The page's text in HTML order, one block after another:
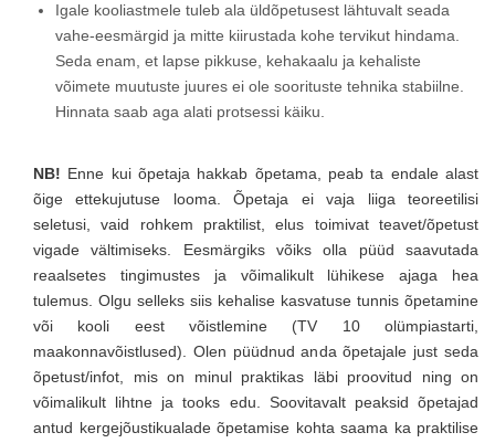
Igale kooliastmele tuleb ala üldõpetusest lähtuvalt seada
vahe-eesmärgid ja mitte kiirustada kohe tervikut hindama.
Seda enam, et lapse pikkuse, kehakaalu ja kehaliste
võimete muutuste juures ei ole soorituste tehnika stabiilne.
Hinnata saab aga alati protsessi käiku.
NB! Enne kui õpetaja hakkab õpetama, peab ta endale alast
õige ettekujutuse looma. Õpetaja ei vaja liiga teoreetilisi
seletusi, vaid rohkem praktilist, elus toimivat teavet/õpetust
vigade vältimiseks. Eesmärgiks võiks olla püüd saavutada
reaalsetes tingimustes ja võimalikult lühikese ajaga hea
tulemus. Olgu selleks siis kehalise kasvatuse tunnis õpetamine
või kooli eest võistlemine (TV 10 olümpiastarti,
maakonnavõistlused). Olen püüdnud anda õpetajale just seda
õpetust/infot, mis on minul praktikas läbi proovitud ning on
võimalikult lihtne ja tooks edu. Soovitavalt peaksid õpetajad
antud kergejõustikualade õpetamise kohta saama ka praktilise